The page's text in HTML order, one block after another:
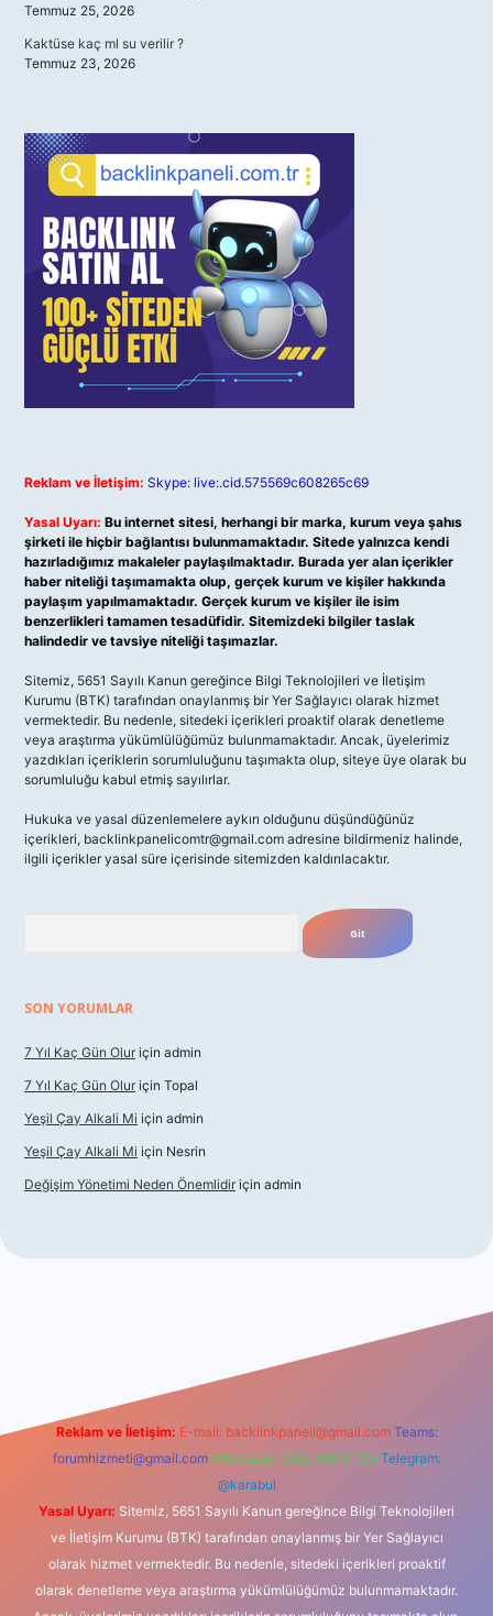
Temmuz 25, 2026
Kaktüse kaç ml su verilir ?
Temmuz 23, 2026
Reklam ve İletişim: Skype: live:.cid.575569c608265c69
Yasal Uyarı: Bu internet sitesi, herhangi bir marka, kurum veya şahıs
şirketi ile hiçbir bağlantısı bulunmamaktadır. Sitede yalnızca kendi
hazırladığımız makaleler paylaşılmaktadır. Burada yer alan içerikler
haber niteliği taşımamakta olup, gerçek kurum ve kişiler hakkında
paylaşım yapılmamaktadır. Gerçek kurum ve kişiler ile isim
benzerlikleri tamamen tesadüfidir. Sitemizdeki bilgiler taslak
halindedir ve tavsiye niteliği taşımazlar.
Sitemiz, 5651 Sayılı Kanun gereğince Bilgi Teknolojileri ve İletişim
Kurumu (BTK) tarafından onaylanmış bir Yer Sağlayıcı olarak hizmet
vermektedir. Bu nedenle, sitedeki içerikleri proaktif olarak denetleme
veya araştırma yükümlülüğümüz bulunmamaktadır. Ancak, üyelerimiz
yazdıkları içeriklerin sorumluluğunu taşımakta olup, siteye üye olarak bu
sorumluluğu kabul etmiş sayılırlar.
Hukuka ve yasal düzenlemelere aykırı olduğunu düşündüğünüz
içerikleri, backlinkpanelicomtr@gmail.com adresine bildirmeniz halinde,
ilgili içerikler yasal süre içerisinde sitemizden kaldırılacaktır.
SON YORUMLAR
7 Yıl Kaç Gün Olur için admin
7 Yıl Kaç Gün Olur için Topal
Yeşil Çay Alkali Mi için admin
Yeşil Çay Alkali Mi için Nesrin
Değişim Yönetimi Neden Önemlidir için admin
Reklam ve İletişim: E-mail: backlinkpaneli@gmail.com Teams:
forumhizmeti@gmail.com Whatsapp: 0262 606 0 726 Telegram:
@karabul
Yasal Uyarı: Sitemiz, 5651 Sayılı Kanun gereğince Bilgi Teknolojileri
ve İletişim Kurumu (BTK) tarafından onaylanmış bir Yer Sağlayıcı
olarak hizmet vermektedir. Bu nedenle, sitedeki içerikleri proaktif
olarak denetleme veya araştırma yükümlülüğümüz bulunmamaktadır.